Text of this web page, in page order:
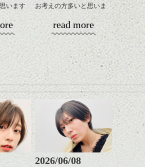
います
手入れ
だと毎
やや長
雰囲気
ろいろ
カット
するの
感じで
お考えの方多いと思いま
コンパクトなフォルムが
全体のバランスを良く見
せてくれる効果もあり、
いろんなシーンに雰囲気
をだしやすくスタイリン
グも簡単で良いので朝の
そんなショートカット。
軽めの前髪で透け感を演
出できるので、
この時期とてもおすすめ
ですよ。
read more
2026/06/08